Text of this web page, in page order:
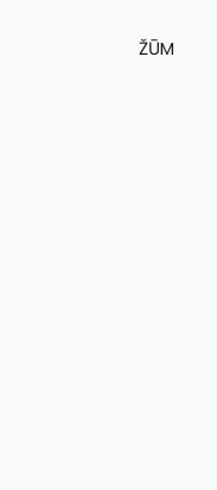
ŽŪM